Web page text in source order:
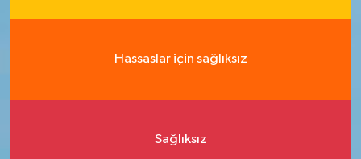
Hassaslar için sağlıksız
Sağlıksız